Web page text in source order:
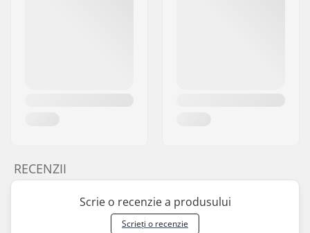
RECENZII
Scrie o recenzie a produsului
Scrieți o recenzie